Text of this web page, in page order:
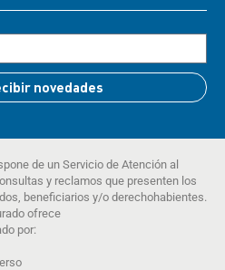
novedades
de un Servicio de Atención al
y reclamos que presenten los
beneficiarios y/o derechohabientes.
ofrece
por: